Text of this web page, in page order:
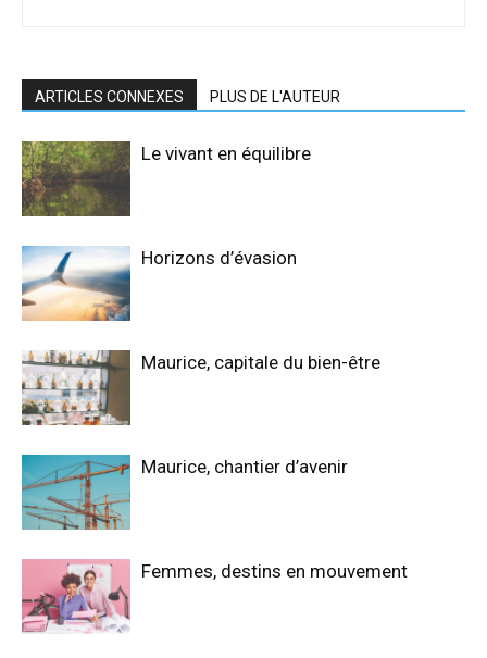
ARTICLES CONNEXES PLUS DE L'AUTEUR
Le vivant en équilibre
Horizons d’évasion
Maurice, capitale du bien-être
Maurice, chantier d’avenir
Femmes, destins en mouvement